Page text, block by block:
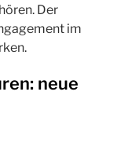
Der
im
neue